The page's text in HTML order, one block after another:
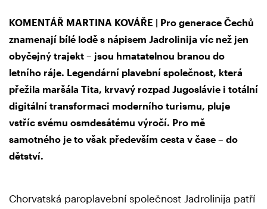
KOMENTÁŘ MARTINA KOVÁŘE | Pro generace Čechů
znamenají bílé lodě s nápisem Jadrolinija víc než jen
obyčejný trajekt – jsou hmatatelnou branou do
letního ráje. Legendární plavební společnost, která
přežila maršála Tita, krvavý rozpad Jugoslávie i totální
digitální transformaci moderního turismu, pluje
vstříc svému osmdesátému výročí. Pro mě
samotného je to však především cesta v čase – do
dětství.
Chorvatská paroplavební společnost Jadrolinija patří